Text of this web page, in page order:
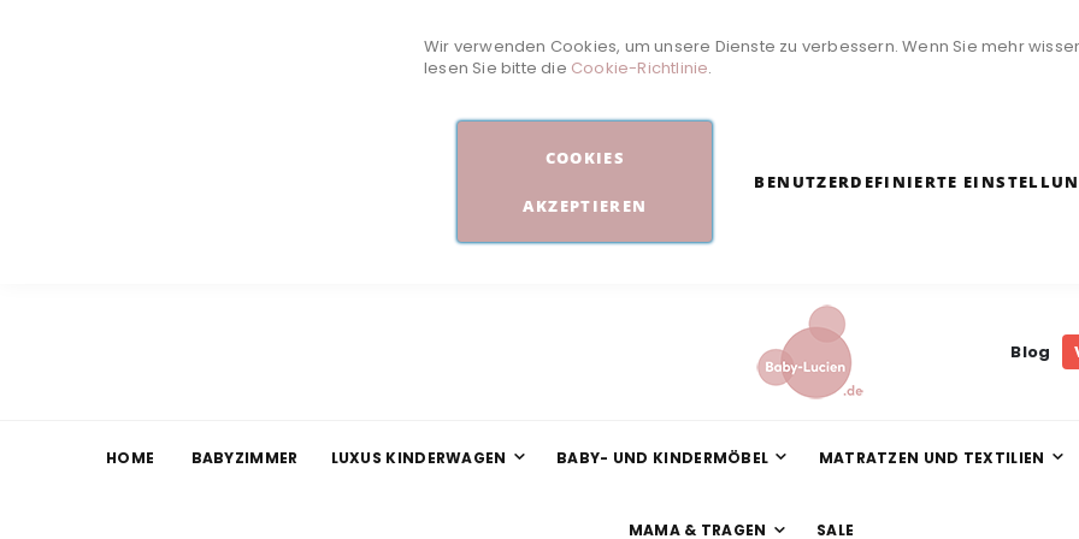
Wir verwenden Cookies, um unsere Dienste zu verbessern. Wenn Sie mehr
lesen Sie bitte die Cookie-Richtlinie.
COOKIES
AKZEPTIEREN
BENUTZERDEFINIERTE
Blog
HOME BABYZIMMER LUXUS KINDERWAGEN BABY- UND KINDERMÖBEL MATRATZEN UND TEXTILIEN
MAMA & TRAGEN SALE